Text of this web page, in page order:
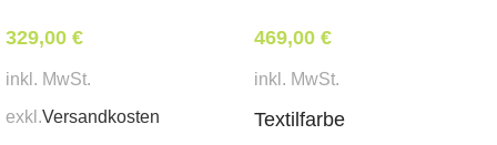
tapeziert mit Ihrem beigestellten Eigenbezug
Abmessungen:
329,00 €
inkl. MwSt.
exkl.Versandkosten
469,00 €
inkl. MwSt.
Textilfarbe